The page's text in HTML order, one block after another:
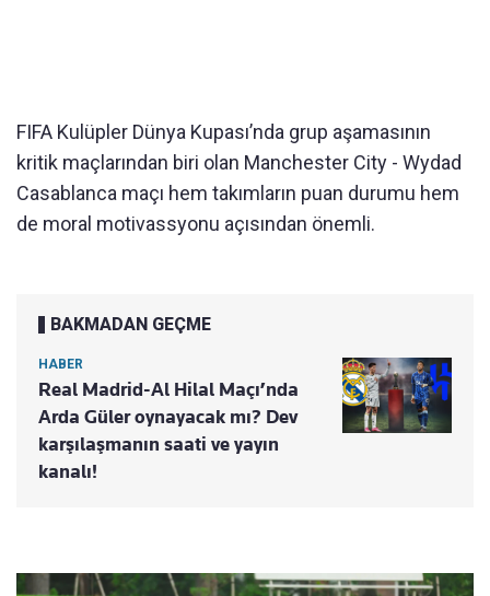
FIFA Kulüpler Dünya Kupası’nda grup aşamasının
kritik maçlarından biri olan Manchester City - Wydad
Casablanca maçı hem takımların puan durumu hem
de moral motivassyonu açısından önemli.
BAKMADAN GEÇME
HABER
Real Madrid-Al Hilal Maçı’nda
Arda Güler oynayacak mı? Dev
karşılaşmanın saati ve yayın
kanalı!